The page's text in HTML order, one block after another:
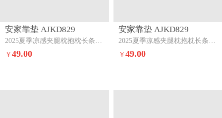
安家靠垫 AJKD829
2025夏季凉感夹腿枕抱枕长条枕孕妇枕床头靠背靠垫跨境外贸【有】春夏秋季-樱花粉
￥49.00
安家靠垫 AJKD829
2025夏季凉感夹腿枕抱枕长条枕孕妇枕床头靠背靠垫跨境外贸【有】春夏秋季-香草绿
￥ 49.00